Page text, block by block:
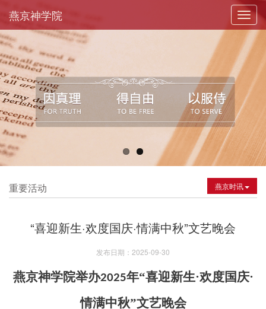
燕京神学院
燕京时讯
重要活动
“喜迎新生·欢度国庆·情满中秋”文艺晚会
发布日期：2025-09-30
燕京神学院举办2025年“喜迎新生·欢度国庆·
情满中秋”文艺晚会